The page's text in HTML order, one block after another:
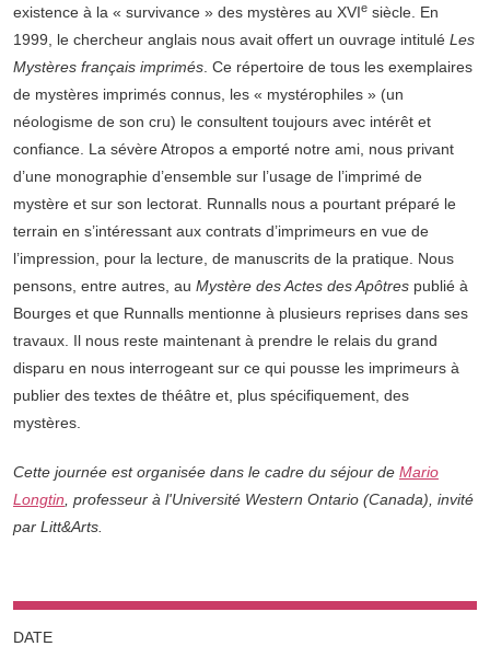
existence à la « survivance » des mystères au XVIe siècle. En
1999, le chercheur anglais nous avait offert un ouvrage intitulé Les
Mystères français imprimés. Ce répertoire de tous les exemplaires
de mystères imprimés connus, les « mystérophiles » (un
néologisme de son cru) le consultent toujours avec intérêt et
confiance. La sévère Atropos a emporté notre ami, nous privant
d’une monographie d’ensemble sur l’usage de l’imprimé de
mystère et sur son lectorat. Runnalls nous a pourtant préparé le
terrain en s’intéressant aux contrats d’imprimeurs en vue de
l’impression, pour la lecture, de manuscrits de la pratique. Nous
pensons, entre autres, au Mystère des Actes des Apôtres publié à
Bourges et que Runnalls mentionne à plusieurs reprises dans ses
travaux. Il nous reste maintenant à prendre le relais du grand
disparu en nous interrogeant sur ce qui pousse les imprimeurs à
publier des textes de théâtre et, plus spécifiquement, des
mystères.
Cette journée est organisée dans le cadre du séjour de Mario
Longtin, professeur à l'Université Western Ontario (Canada), invité
par Litt&Arts.
DATE